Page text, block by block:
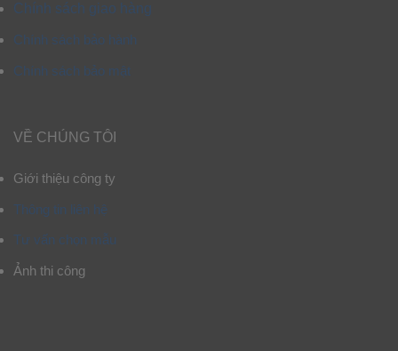
Chính sách giao hàng
Chính sách bảo hành
Chính sách bảo mật
VỀ CHÚNG TÔI
Giới thiệu công ty
Thông tin liên hệ
Tư vấn chọn mẫu
Ảnh thi công